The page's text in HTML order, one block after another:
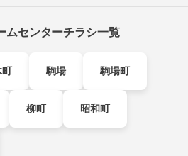
ムセンターチラシ一覧
町 駒場 駒場町
柳町 昭和町